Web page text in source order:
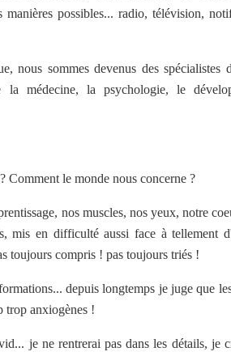
possibles... radio, télévision,
nous sommes devenus des spécialistes
la médecine, la psychologie, le
Comment le monde nous concerne ?
nos muscles, nos yeux, notre
mis en difficulté aussi face à tellement
toujours compris ! pas toujours triés !
depuis longtemps je juge que
trop anxiogènes !
je ne rentrerai pas dans les détails, je